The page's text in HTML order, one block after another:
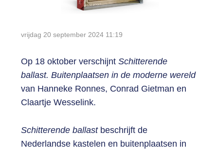
vrijdag 20 september 2024 11:19
Op 18 oktober verschijnt Schitterende
ballast. Buitenplaatsen in de moderne wereld
van Hanneke Ronnes, Conrad Gietman en
Claartje Wesselink.
Schitterende ballastbeschrijft de
Nederlandse kastelen en buitenplaatsen in